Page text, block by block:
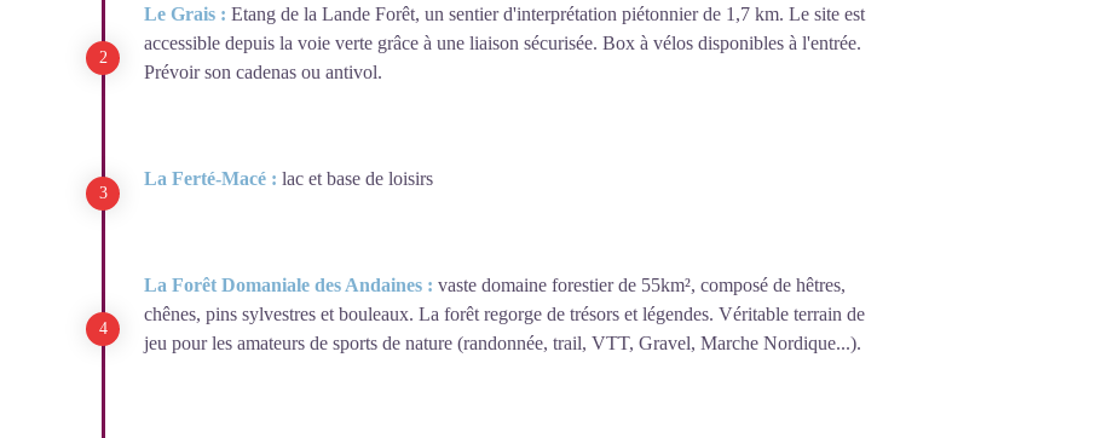
Le Grais : Etang de la Lande Forêt, un sentier d'interprétation piétonnier de 1,7 km. Le site est
accessible depuis la voie verte grâce à une liaison sécurisée. Box à vélos disponibles à l'entrée.
Prévoir son cadenas ou antivol.
La Ferté-Macé : lac et base de loisirs
La Forêt Domaniale des Andaines : vaste domaine forestier de 55km², composé de hêtres,
chênes, pins sylvestres et bouleaux. La forêt regorge de trésors et légendes. Véritable terrain de
jeu pour les amateurs de sports de nature (randonnée, trail, VTT, Gravel, Marche Nordique...).